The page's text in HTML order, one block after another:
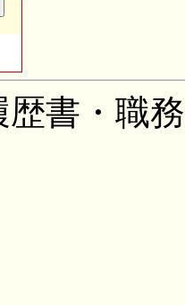
書・職